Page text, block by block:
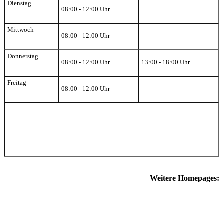
Dienstag
08:00 - 12:00 Uhr
Mittwoch
08:00 - 12:00 Uhr
Donnerstag
08:00 - 12:00 Uhr
13:00 - 18:00 Uhr
Freitag
08:00 - 12:00 Uhr
Weitere Homepages: